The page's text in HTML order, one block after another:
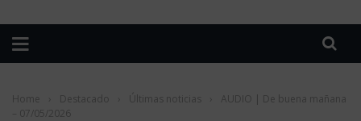
Home Destacado Últimas noticias
AUDIO | De buena mañana
– 07/05/2026